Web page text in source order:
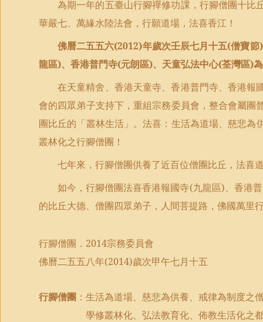
為期一年的五臺山行腳禪修功課，行腳僧團十
華嚴七、萬緣水陸法會，行願道場，法喜香江！
佛曆二五五六(2012)年歲次壬辰七月十五(僧寶節)
龍區)、香港普門寺(元朗區)、天童弘法中心(荃灣區)
在天童精舍、香港天童寺、香港普門寺、香港
會的四眾弟子支持下，重組宗務委員會，整合會屬
團比丘的「叢林生活」。法喜：生活為道場、慈悲
叢林化之行腳僧團！
七年來，行腳僧團供養了近百位僧團比丘，法喜
如今，行腳僧團法喜香港報國寺(九龍區)、香港
的比丘大德、僧團四眾弟子，人間菩提路，佛國萬里
行腳僧團． 2014宗務委員會
佛曆二五五八年(2014)歲次甲午七月十五
行腳僧團 ：生活為道場、慈悲為供養、戒律為制度之
學修叢林化、弘法教育化、佈教生活化之